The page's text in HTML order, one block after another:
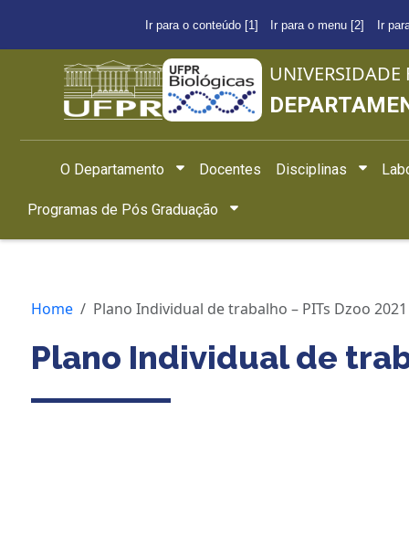
Ir para o conteúdo [1] Ir para o menu [2] Ir
UNIVERSIDADE
O Departamento Docentes Disciplinas
Programas de Pós Graduação
Home Plano Individual de trabalho – PITs Dzoo 2021
Plano Individual de